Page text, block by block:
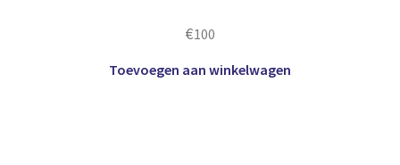
€100
Toevoegen aan winkelwagen